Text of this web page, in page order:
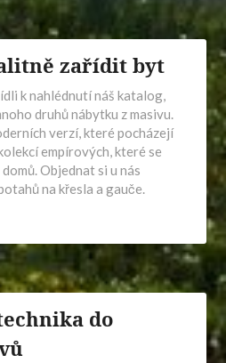
zařídit byt
k nahlédnutí náš katalog,
druhů nábytku z masivu.
verzí, které pocházejí
empírových, které se
Objednat si u nás
na křesla a gauče.
do